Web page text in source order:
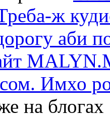
ж
аби
Имхо
на блогах